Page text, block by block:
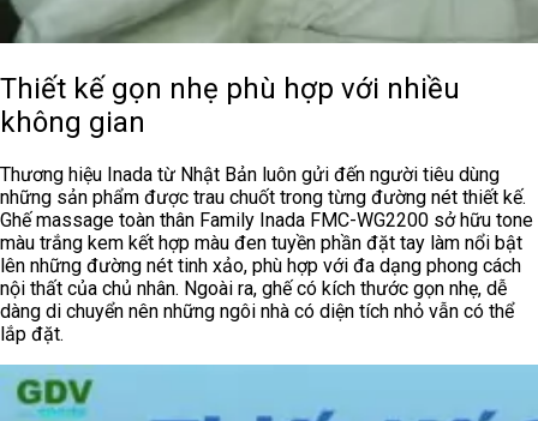
Thiết kế gọn nhẹ phù hợp với nhiều
không gian
Thương hiệu Inada từ Nhật Bản luôn gửi đến người tiêu dùng
những sản phẩm được trau chuốt trong từng đường nét thiết kế.
Ghế massage toàn thân Family Inada FMC-WG2200 sở hữu tone
màu trắng kem kết hợp màu đen tuyền phần đặt tay làm nổi bật
lên những đường nét tinh xảo, phù hợp với đa dạng phong cách
nội thất của chủ nhân. Ngoài ra, ghế có kích thước gọn nhẹ, dễ
dàng di chuyển nên những ngôi nhà có diện tích nhỏ vẫn có thể
lắp đặt.